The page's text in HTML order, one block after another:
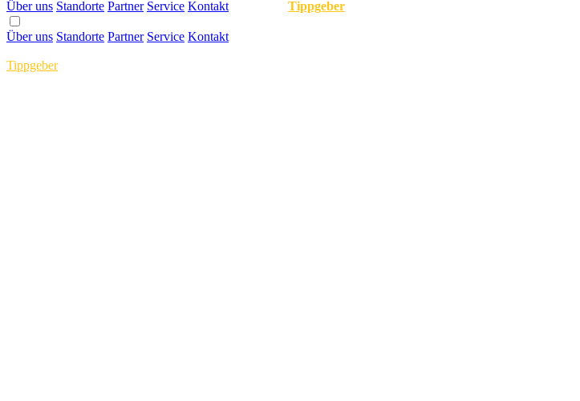
Über uns Standorte Partner Service Kontakt Tippgeber
Über uns Standorte Partner Service Kontakt
Tippgeber